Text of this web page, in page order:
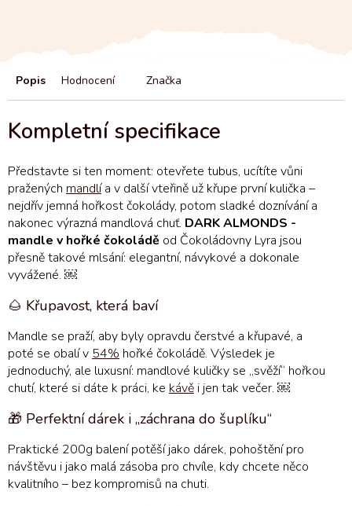
Popis Hodnocení Značka
Představte si ten moment: otevřete tubus, ucítíte vůni
pražených mandlía v další vteřině už křupe první kulička –
nejdřív jemná hořkost čokolády, potom sladké doznívání a
nakonec výrazná mandlová chuť. DARK ALMONDS -
mandle v hořké čokoládě od Čokoládovny Lyra jsou
přesně takové mlsání: elegantní, návykové a dokonale
vyvážené. ￼
🌰 Křupavost, která baví
Mandle se praží, aby byly opravdu čerstvé a křupavé, a
poté se obalí v 54% hořké čokoládě. Výsledek je
jednoduchý, ale luxusní: mandlové kuličky se „svěží“ hořkou
chutí, které si dáte k práci, ke kávě i jen tak večer. ￼
🎁 Perfektní dárek i „záchrana do šuplíku“
Praktické 200g balení potěší jako dárek, pohoštění pro
návštěvu i jako malá zásoba pro chvíle, kdy chcete něco
kvalitního – bez kompromisů na chuti.